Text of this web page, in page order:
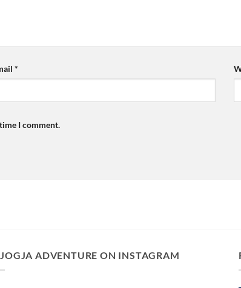
*
I comment.
ADVENTURE ON INSTAGRAM